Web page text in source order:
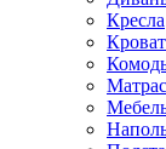
Кресла